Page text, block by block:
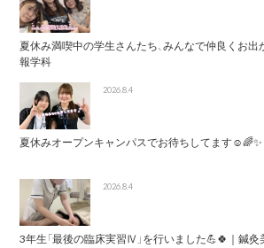
夏休み満喫中の学生さんたち、みんなで仲良くお出
報学科
2026.8.4
夏休みオープンキャンパスでお待ちしてます
2026.8.4
3年生「最後の臨床実習Ⅳ」を行いました💪🍀｜鍼灸